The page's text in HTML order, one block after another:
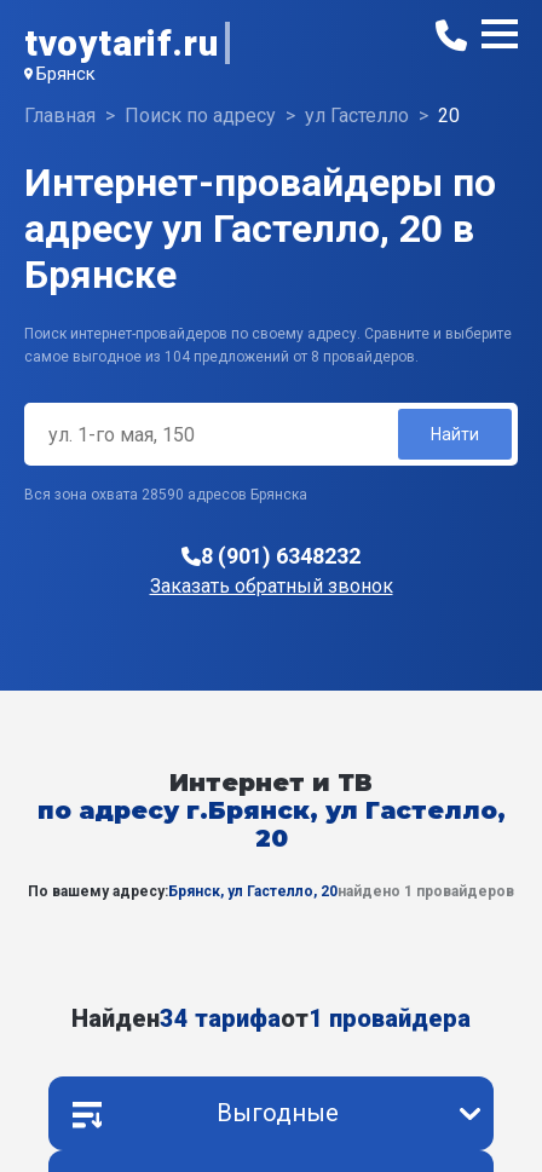
tvoytarif.ru
Брянск
Главная Поиск по адресу ул Гастелло 20
Интернет-провайдеры по
адресу ул Гастелло, 20 в
Брянске
Поиск интернет-провайдеров по своему адресу. Сравните и выберите
самое выгодное из 104 предложений от 8 провайдеров.
Найти
Вся зона охвата 28590 адресов Брянска
8 (901) 6348232
Заказать обратный звонок
Интернет и ТВ
по адресу г.Брянск, ул Гастелло,
20
По вашему адресу: Брянск, ул Гастелло, 20найдено 1 провайдеров
Найден34 тарифаот1 провайдера
Выгодные